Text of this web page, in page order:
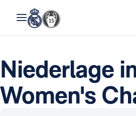
Niederlage
Women's